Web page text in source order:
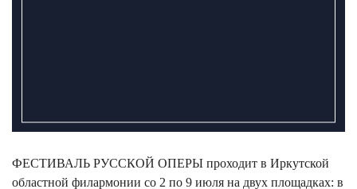
ФЕСТИВАЛЬ РУССКОЙ ОПЕРЫ проходит в Иркутской
областной филармонии со 2 по 9 июля на двух площадках: в